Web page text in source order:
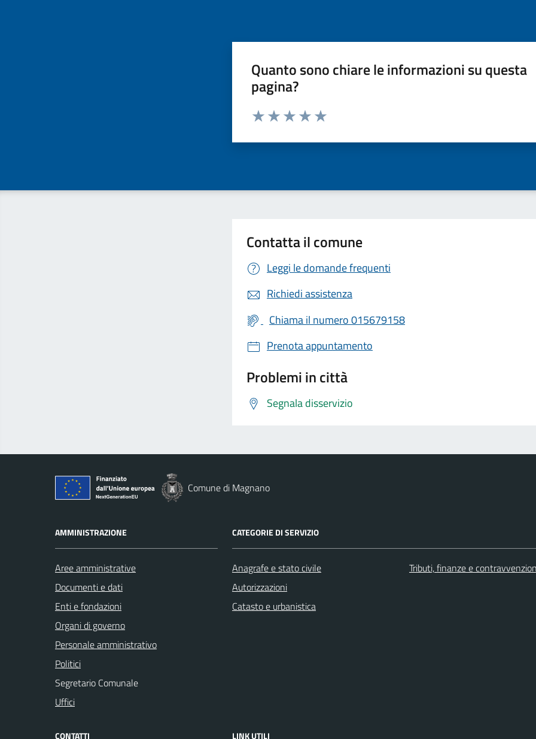
Quanto sono chiare le informazioni su questa
pagina?
Valuta da 1 a 5 stelle la pagina
Contatta il comune
Leggi le domande frequenti
Richiedi assistenza
Chiama il numero 015679158
Prenota appuntamento
Problemi in città
Segnala disservizio
Comune di Magnano
AMMINISTRAZIONE
Aree amministrative
Documenti e dati
Enti e fondazioni
Organi di governo
Personale amministrativo
Politici
Segretario Comunale
Uffici
CATEGORIE DI SERVIZIO
Anagrafe e stato civile
Autorizzazioni
Catasto e urbanistica
Tributi, finanze e
CONTATTI LINK UTILI